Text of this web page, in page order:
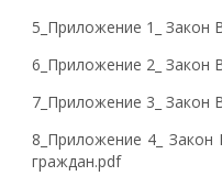
5_Приложение 1_ Закон
6_Приложение 2_
7_Приложение 3_
8_Приложение 4_
граждан.pdf